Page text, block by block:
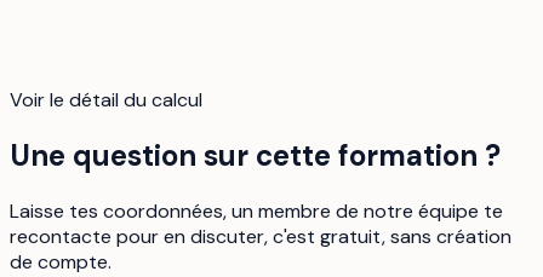
Voir le détail du calcul
Une question sur cette formation ?
Laisse tes coordonnées, un membre de notre équipe te
recontacte pour en discuter, c'est gratuit, sans création
de compte.